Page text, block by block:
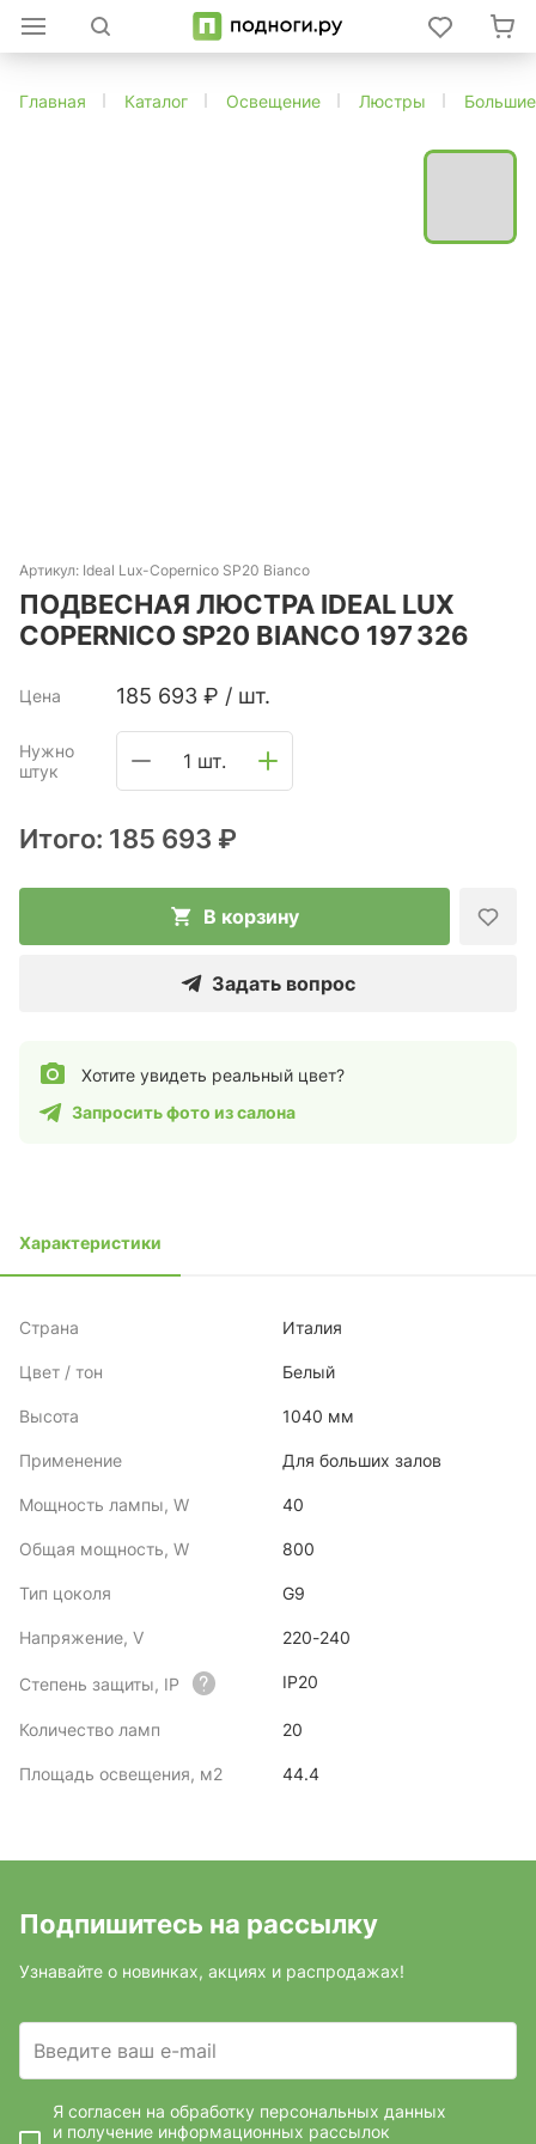
Главная Каталог Освещение Люстры
Артикул: Ideal Lux-Copernico SP20 Bianco
ПОДВЕСНАЯ ЛЮСТРА IDEAL LUX
COPERNICO SP20 BIANCO 197 326
Цена 185 693 ₽ / шт.
Нужно
штук
1 шт.
Итого: 185 693 ₽
В корзину
Задать вопрос
Хотите увидеть реальный цвет?
Запросить фото из салона
Характеристики
Страна Италия
Цвет / тон Белый
Высота 1040 мм
Применение Для больших залов
Мощность лампы, W 40
Общая мощность, W 800
Тип цоколя G9
Напряжение, V 220-240
Степень защиты, IP IP20
Количество ламп 20
Площадь освещения, м2 44.4
Подпишитесь на рассылку
Узнавайте о новинках, акциях и распродажах!
Введите ваш e-mail
Я согласен на обработку персональных данных
и получение информационных рассылок